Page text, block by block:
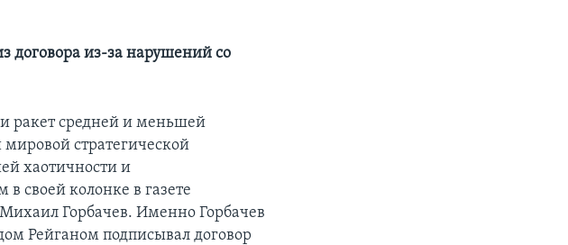
договора из-за нарушений со
ракет средней и меньшей
стратегической
хаотичности и
своей колонке в газете
Горбачев. Именно Горбачев
Рейганом подписывал договор